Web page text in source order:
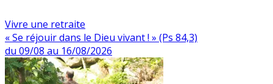
Vivre une retraite
« Se réjouir dans le Dieu vivant ! » (Ps 84,3)
du 09/08 au 16/08/2026